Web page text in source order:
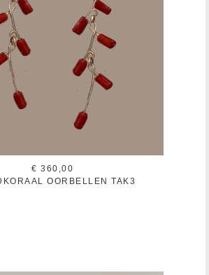
€ 360,00
OORBELLEN TAK3